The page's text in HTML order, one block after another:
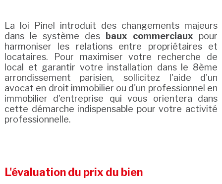
La loi Pinel introduit des changements majeurs
dans le système des
baux commerciaux pour
harmoniser les relations entre propriétaires et
locataires. Pour maximiser votre recherche de
local et garantir votre installation dans le 8ème
arrondissement parisien, sollicitez l'aide d'un
avocat en droit immobilier ou d'un professionnel en
immobilier d'entreprise qui vous orientera dans
cette démarche indispensable pour votre activité
professionnelle.
L'évaluation du prix du bien